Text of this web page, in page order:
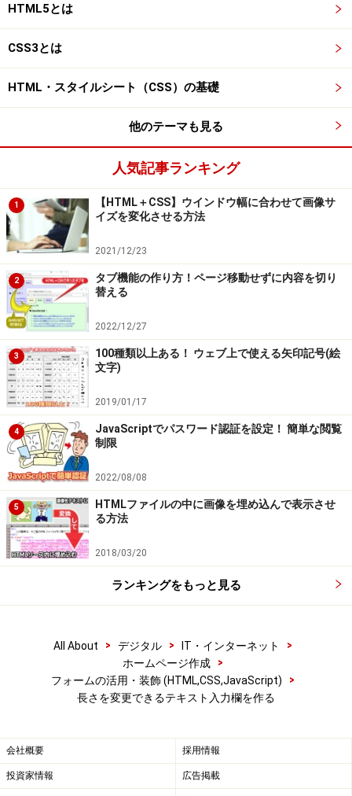
HTML5とは
CSS3とは
HTML・スタイルシート（CSS）の基礎
他のテーマも見る
人気記事ランキング
1
【HTML＋CSS】ウインドウ幅に合わせて画像サ
イズを変化させる方法
2021/12/23
2
タブ機能の作り方！ページ移動せずに内容を切り
替える
2022/12/27
3
100種類以上ある！ ウェブ上で使える矢印記号(絵
文字)
2019/01/17
4
JavaScriptでパスワード認証を設定！ 簡単な閲覧
制限
2022/08/08
5
HTMLファイルの中に画像を埋め込んで表示させ
る方法
2018/03/20
ランキングをもっと見る
All About > デジタル > IT・インターネット
>
ホームページ作成
>
フォームの活用・装飾 (HTML,CSS,JavaScript)
>
長さを変更できるテキスト入力欄を作る
会社概要 採用情報
投資家情報 広告掲載